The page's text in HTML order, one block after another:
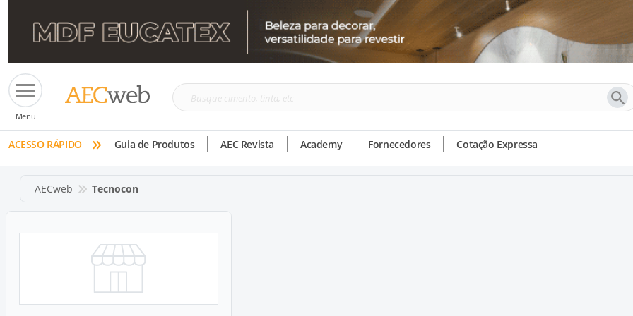
Menu
Busque
tinta,
etc
ACESSO RÁPIDO » Guia de Produtos AEC Revista Academy Fornecedores Cotação Expressa
AECweb Tecnocon